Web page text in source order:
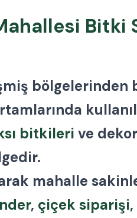
Bitki
bölgelerinden
bitkileri ve
mahalle
, çiçek siparişi,